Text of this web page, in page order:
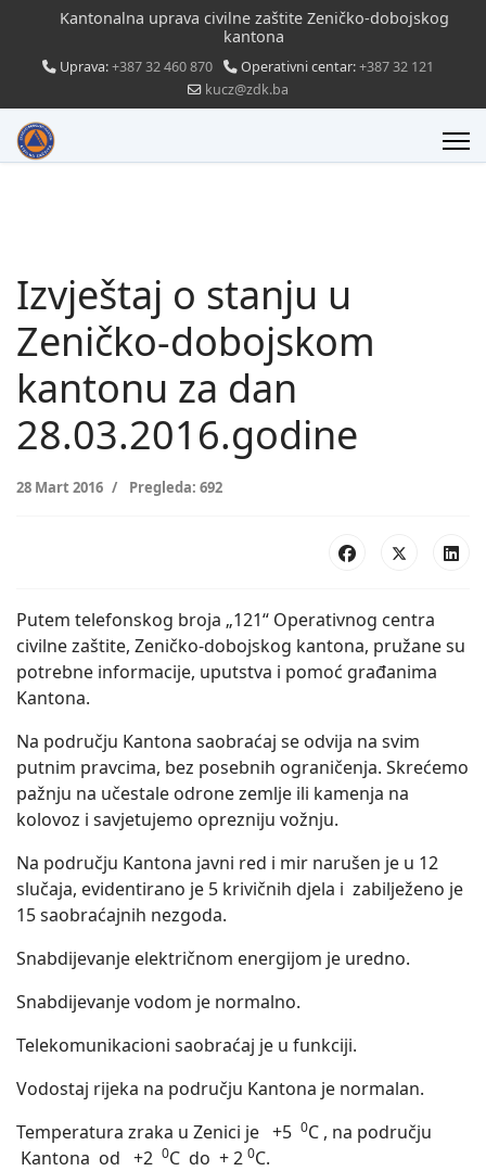
Kantonalna uprava civilne zaštite Zeničko-dobojskog
kantona
Uprava:+387 32 460 870 Operativni centar:+387 32 121
kucz@zdk.ba
Izvještaj o stanju u
Zeničko-dobojskom
kantonu za dan
28.03.2016.godine
28 Mart 2016 Pregleda: 692
Putem telefonskog broja „121“ Operativnog centra
civilne zaštite, Zeničko-dobojskog kantona, pružane su
potrebne informacije, uputstva i pomoć građanima
Kantona.
Na području Kantona saobraćaj se odvija na svim
putnim pravcima, bez posebnih ograničenja. Skrećemo
pažnju na učestale odrone zemlje ili kamenja na
kolovoz i savjetujemo oprezniju vožnju.
Na području Kantona javni red i mir narušen je u 12
slučaja, evidentirano je 5 krivičnih djela i zabilježeno je
15 saobraćajnih nezgoda.
Snabdijevanje električnom energijom je uredno.
Snabdijevanje vodom je normalno.
Telekomunikacioni saobraćaj je u funkciji.
Vodostaj rijeka na području Kantona je normalan.
Temperatura zraka u Zenici je +5 0C , na području
Kantona od +2 0C do + 2 0C.